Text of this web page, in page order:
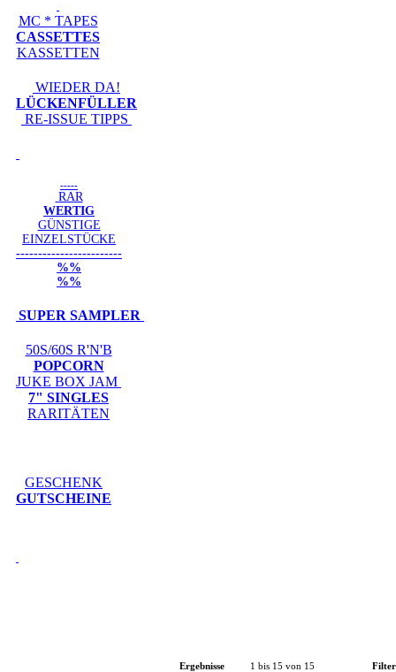
MC * TAPES
CASSETTES
KASSETTEN
WIEDER DA!
LÜCKENFÜLLER
RE-ISSUE TIPPS
-----
RAR
WERTIG
GÜNSTIGE
EINZELSTÜCKE
------------------------
%%
%%
SUPER SAMPLER
50S/60S R'N'B
POPCORN
JUKE BOX JAM
7" SINGLES
RARITÄTEN
GESCHENK
GUTSCHEINE
Ergebnisse 1 bis 15 von 15